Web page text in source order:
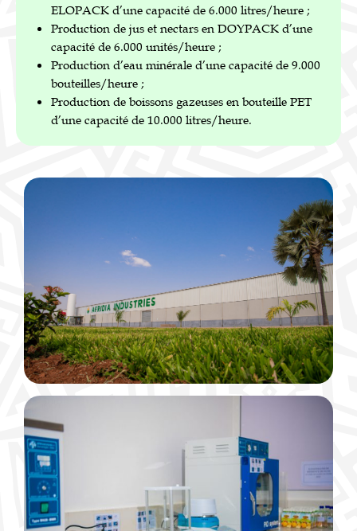
ELOPACK d’une capacité de 6.000 litres/heure ;
Production de jus et nectars en DOYPACK d’une
capacité de 6.000 unités/heure ;
Production d’eau minérale d’une capacité de 9.000
bouteilles/heure ;
Production de boissons gazeuses en bouteille PET
d’une capacité de 10.000 litres/heure.